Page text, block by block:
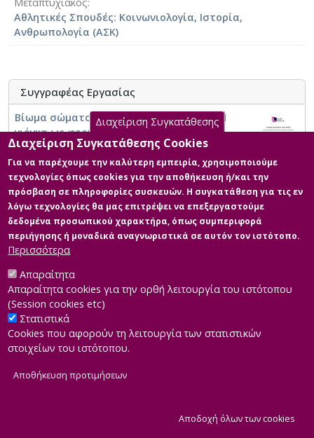
Αθλητικές Σπουδές: Κοινωνιολογία, Ιστορία,
Ανθρωπολογία (ΑΣΚ)
Συγγραφέας Εργασίας
Βίωμα σώματος και επερχόμενο γήρας. Η
γιόγκα ως φροντίδα του σώματος σε
γυναίκες μετά τη μέση ηλικία σε μια πόλη
της ελληνικής περιφέρειας
Developed byINTEROPTICS
Διαχείριση Συγκατάθεσης
Διαχείριση Συγκατάθεσης Cookies
Για να παρέχουμε την καλύτερη εμπειρία, χρησιμοποιούμε
τεχνολογίες όπως cookies για την αποθήκευση ή/και την
πρόσβαση σε πληροφορίες συσκευών. Η συγκατάθεση για τις εν
λόγω τεχνολογίες θα μας επιτρέψει να επεξεργαστούμε
δεδομένα προσωπικού χαρακτήρα, όπως συμπεριφορά
περιήγησης ή μοναδικά αναγνωριστικά σε αυτόν τον ιστότοπο.
Περισσότερα
Απαραίτητα
Απαραίτητα cookies για την ορθή λειτουργία του ιστότοπου
(Session cookies etc)
Στατιστικά
Cookies που αφορούν τη λειτουργία των στατιστικών
στοιχείων του ιστότοπου.
Αποθήκευση προτιμήσεων
Αποδοχή όλων των cookies